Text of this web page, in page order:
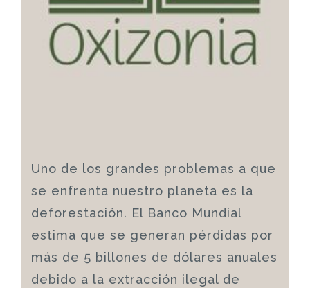
Uno de los grandes problemas a que
se enfrenta nuestro planeta es la
deforestación. El Banco Mundial
estima que se generan pérdidas por
más de 5 billones de dólares anuales
debido a la extracción ilegal de